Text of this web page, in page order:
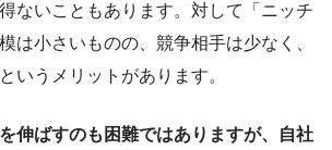
ないこともあります。対して「ニッチ
は小さいものの、競争相手は少なく、
いうメリットがあります。
伸ばすのも困難ではありますが、自社